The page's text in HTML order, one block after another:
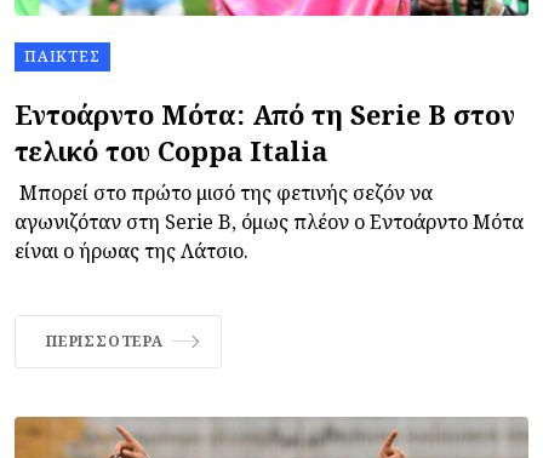
ΠΑΊΚΤΕΣ
Εντοάρντο Μότα: Από τη Serie B στον
τελικό του Coppa Italia
Μπορεί στο πρώτο μισό της φετινής σεζόν να
αγωνιζόταν στη Serie B, όμως πλέον ο Εντοάρντο Μότα
είναι ο ήρωας της Λάτσιο.
ΠΕΡΙΣΣΌΤΕΡΑ